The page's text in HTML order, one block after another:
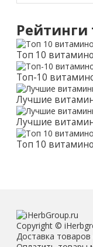
Рейтинги
Топ 10
Топ-10
Лучшие
Лучшие
Топ 10
Copyright ©
Доставка